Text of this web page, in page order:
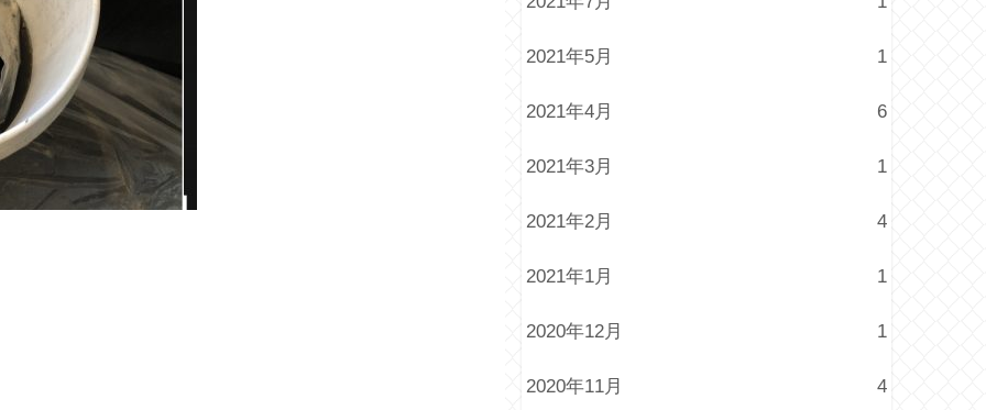
2021年5月 1
2021年4月 6
2021年3月 1
2021年2月 4
2021年1月 1
2020年12月 1
2020年11月 4